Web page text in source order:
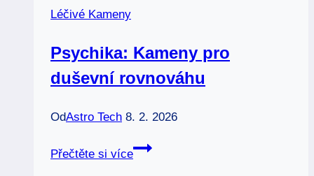
formě
Léčivé Kameny
Psychika: Kameny pro
duševní rovnováhu
OdAstro Tech 8. 2. 2026
Přečtěte si více
Psychika: